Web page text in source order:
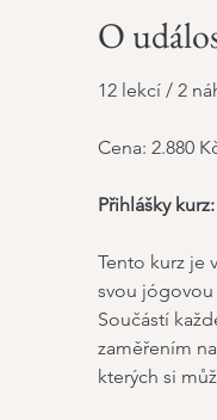
O
12 lekcí / 2
Cena: 2.880
Přihlášky kurz:
Tento kurz je
svou
Součástí
zaměřením
kterých si